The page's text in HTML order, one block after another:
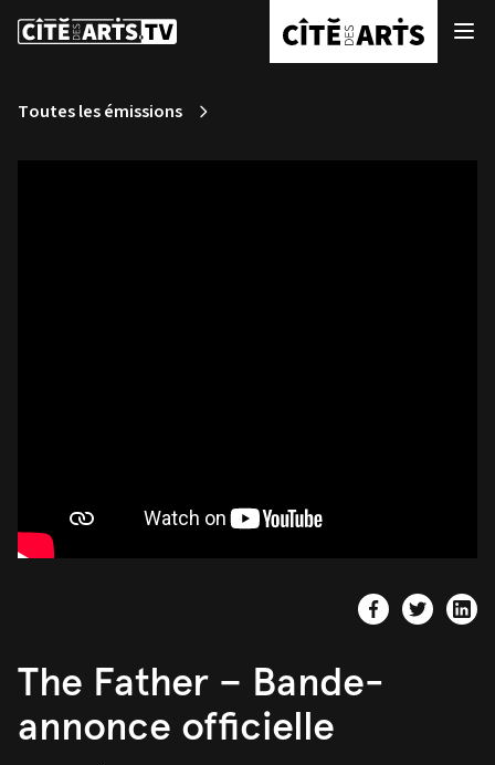
Toutes les émissions
The Father – Bande-
annonce officielle